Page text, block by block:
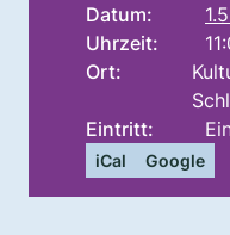
Datum:
Uhrzeit:
Ort:
Eintritt:
iCal Google